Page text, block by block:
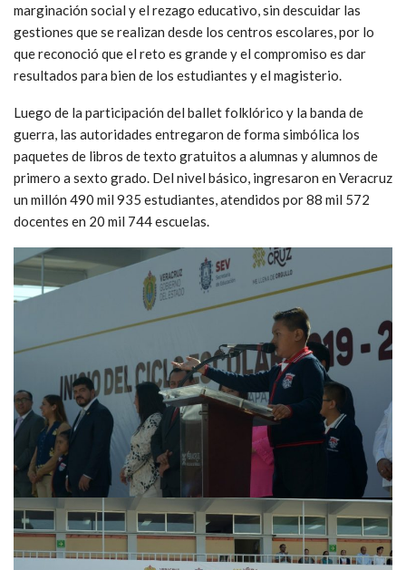
marginación social y el rezago educativo, sin descuidar las
gestiones que se realizan desde los centros escolares, por lo
que reconoció que el reto es grande y el compromiso es dar
resultados para bien de los estudiantes y el magisterio.
Luego de la participación del ballet folklórico y la banda de
guerra, las autoridades entregaron de forma simbólica los
paquetes de libros de texto gratuitos a alumnas y alumnos de
primero a sexto grado. Del nivel básico, ingresaron en Veracruz
un millón 490 mil 935 estudiantes, atendidos por 88 mil 572
docentes en 20 mil 744 escuelas.